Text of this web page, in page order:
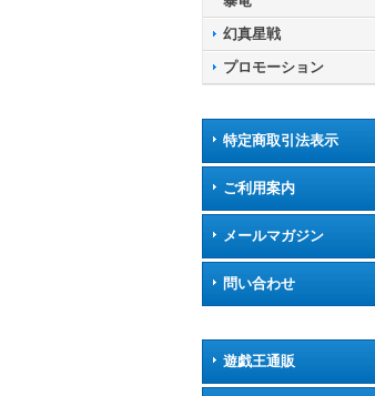
幻真星戦
プロモーション
特定商取引法表示
ご利用案内
メールマガジン
問い合わせ
遊戯王通販